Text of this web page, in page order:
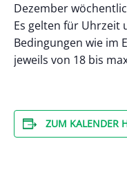
Dezember
Es gelten für Uhrzeit
Bedingungen wie im
jeweils von 18 bis
ZUM KALENDER